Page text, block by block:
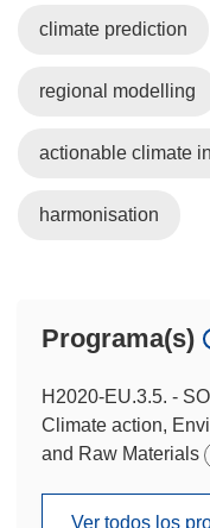
climate prediction
regional modelling
actionable climate
harmonisation
Programa(s)
H2020-EU.3.5. -
Climate action,
and Raw Materials
Ver todos los